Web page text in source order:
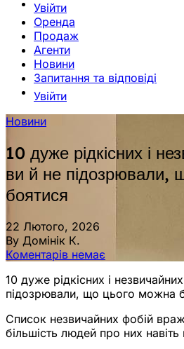
Увійти
Оренда
Продаж
Агенти
Новини
Запитання та відповіді
Увійти
Новини
10 дуже рідкісних і
ви й не підозрювали,
боятися
22 Лютого, 2026
By Домінік К.
Коментарів немає
10 дуже рідкісних і
підозрювали, що цього можна
Список незвичайних фобій
більшість людей про них